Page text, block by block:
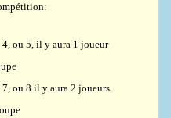
4, ou 5, il y aura 1 joueur
ou 8 il y aura 2 joueurs